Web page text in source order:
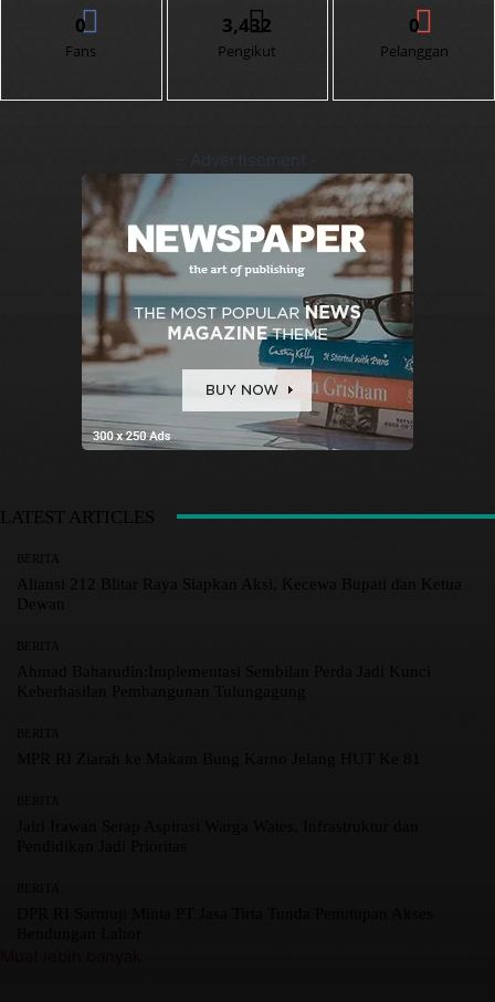
0
Fans
3,432
Pengikut
0
Pelanggan
- Advertisement -
LATEST ARTICLES
BERITA
Aliansi 212 Blitar Raya Siapkan Aksi, Kecewa Bupati dan Ketua
Dewan